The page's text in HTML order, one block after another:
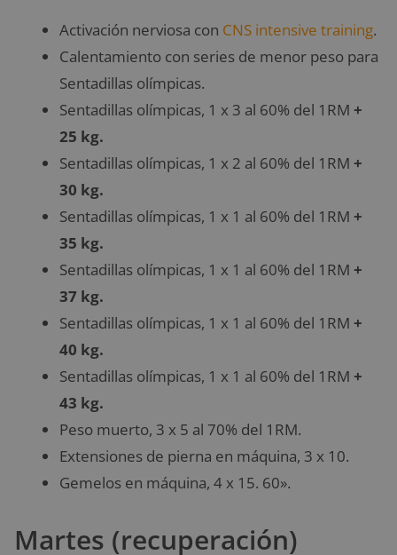
Activación nerviosa con CNS intensive training.
Calentamiento con series de menor peso para
Sentadillas olímpicas.
Sentadillas olímpicas, 1 x 3 al 60% del 1RM +
25 kg.
Sentadillas olímpicas, 1 x 2 al 60% del 1RM +
30 kg.
Sentadillas olímpicas, 1 x 1 al 60% del 1RM +
35 kg.
Sentadillas olímpicas, 1 x 1 al 60% del 1RM +
37 kg.
Sentadillas olímpicas, 1 x 1 al 60% del 1RM +
40 kg.
Sentadillas olímpicas, 1 x 1 al 60% del 1RM +
43 kg.
Peso muerto, 3 x 5 al 70% del 1RM.
Extensiones de pierna en máquina, 3 x 10.
Gemelos en máquina, 4 x 15. 60».
Martes (recuperación)